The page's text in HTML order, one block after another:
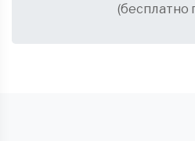
(бесплатно